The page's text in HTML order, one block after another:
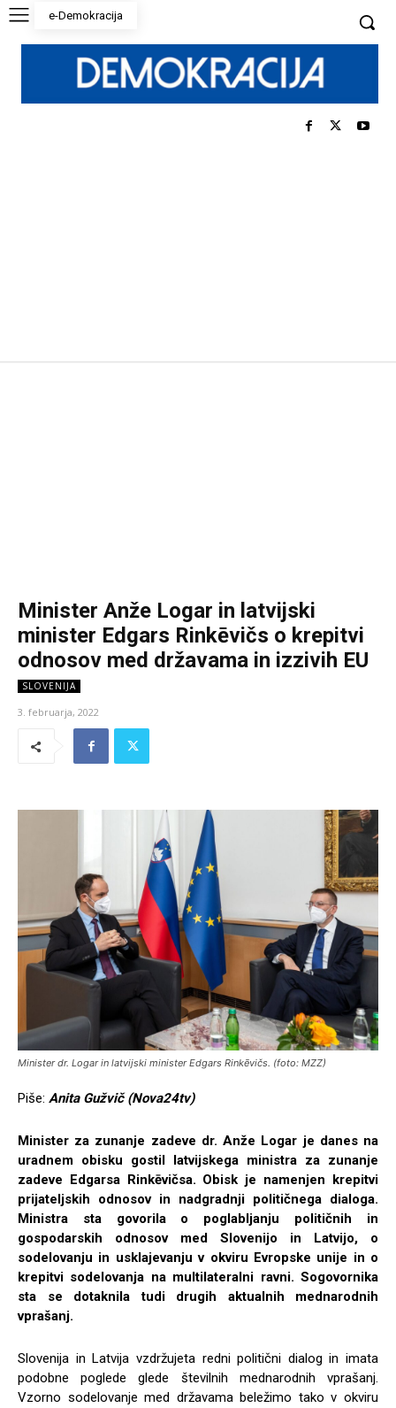
e-Demokracija
Minister Anže Logar in latvijski
minister Edgars Rinkēvičs o krepitvi
odnosov med državama in izzivih EU
SLOVENIJA
3. februarja, 2022
Minister dr. Logar in latvijski minister Edgars Rinkēvičs. (foto: MZZ)
Piše: Anita Gužvič (Nova24tv)
Minister za zunanje zadeve dr. Anže Logar je danes na
uradnem obisku gostil latvijskega ministra za zunanje
zadeve Edgarsa Rinkēvičsa. Obisk je namenjen krepitvi
prijateljskih odnosov in nadgradnji političnega dialoga.
Ministra sta govorila o poglabljanju političnih in
gospodarskih odnosov med Slovenijo in Latvijo, o
sodelovanju in usklajevanju v okviru Evropske unije in o
krepitvi sodelovanja na multilateralni ravni. Sogovornika
sta se dotaknila tudi drugih aktualnih mednarodnih
vprašanj.
Slovenija in Latvija vzdržujeta redni politični dialog in imata
podobne poglede glede številnih mednarodnih vprašanj.
Vzorno sodelovanje med državama beležimo tako v okviru